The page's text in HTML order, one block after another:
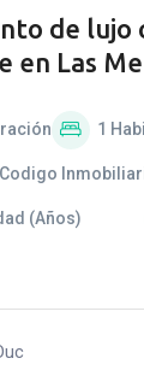
de lujo
en Las
1
Codigo
(Años)